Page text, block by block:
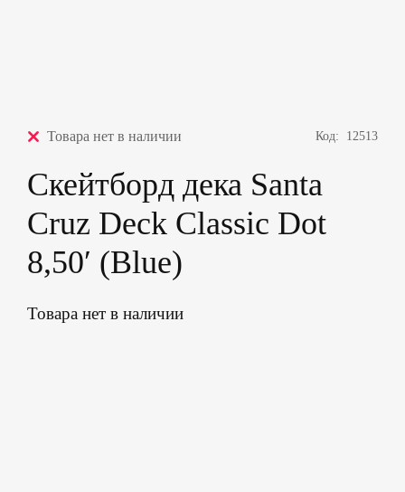
Товара нет в наличии Код: 12513
Скейтборд дека Santa
Cruz Deck Classic Dot
8,50′ (Blue)
Товара нет в наличии